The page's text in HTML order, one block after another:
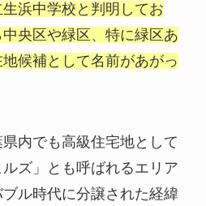
浜中学校と判明してお
央区や緑区、特に緑区あ
候補として名前があがっ
内でも高級住宅地として
ズ」とも呼ばれるエリア
ル時代に分譲された経緯